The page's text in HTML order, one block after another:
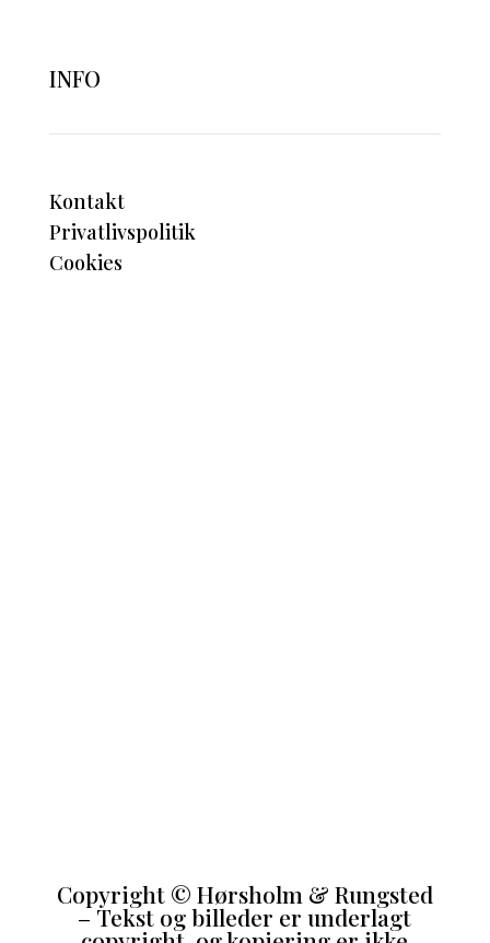
INFO
Kontakt
Privatlivspolitik
Cookies
Copyright © Hørsholm & Rungsted
– Tekst og billeder er underlagt